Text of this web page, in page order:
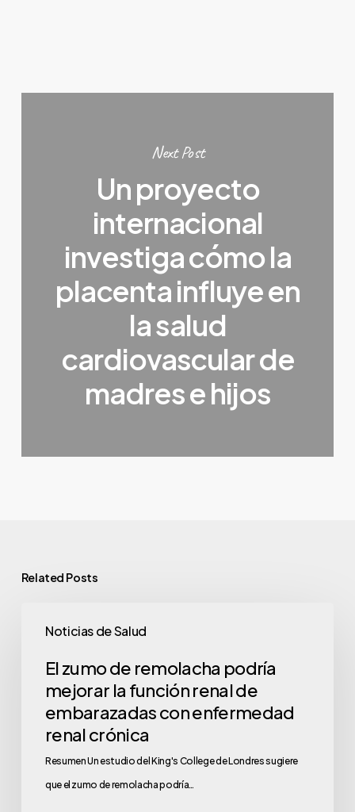
Next Post
Un proyecto
internacional
investiga cómo la
placenta influye en
la salud
cardiovascular de
madres e hijos
Related Posts
Noticias de Salud
El zumo de remolacha podría
mejorar la función renal de
embarazadas con enfermedad
renal crónica
Resumen Un estudio del King's College de Londres sugiere
que el zumo de remolacha podría…